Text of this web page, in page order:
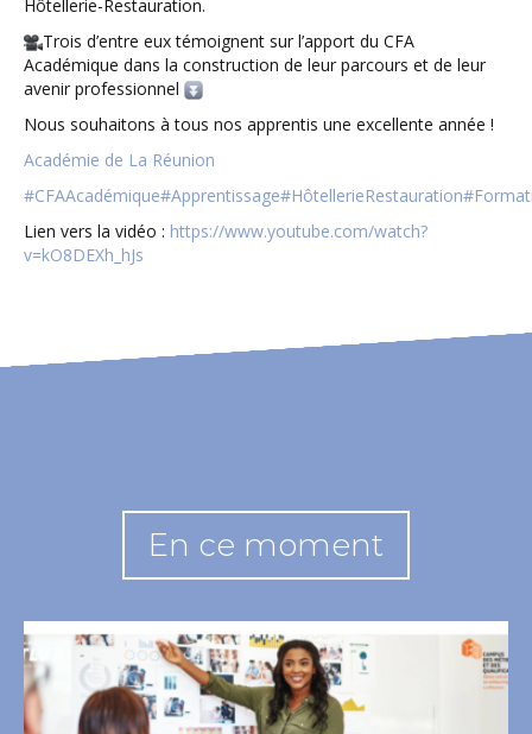
Hôtellerie-Restauration.
Trois d’entre eux témoignent sur l’apport du CFA
Académique dans la construction de leur parcours et de leur
avenir professionnel
Nous souhaitons à tous nos apprentis une excellente année !
Académie de La Réunion
#CFAAcadémique#Apprentissage#HôtellerieRestauration
Lien vers la vidéo : https://www.youtube.com/watch?
v=kO8DEXh_hJs
En ce moment